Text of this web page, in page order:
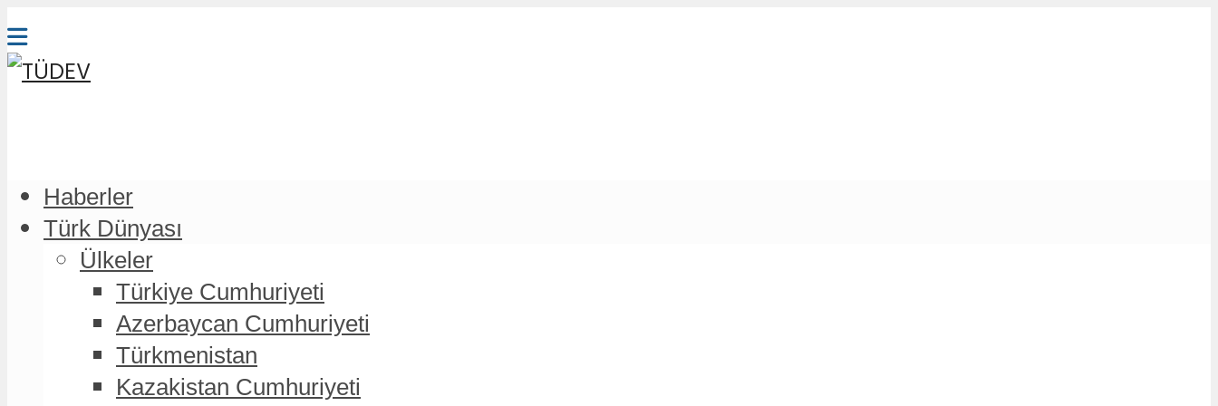
Haberler
Türk Dünyası
Ülkeler
Türkiye Cumhuriyeti
Azerbaycan Cumhuriyeti
Türkmenistan
Kazakistan Cumhuriyeti